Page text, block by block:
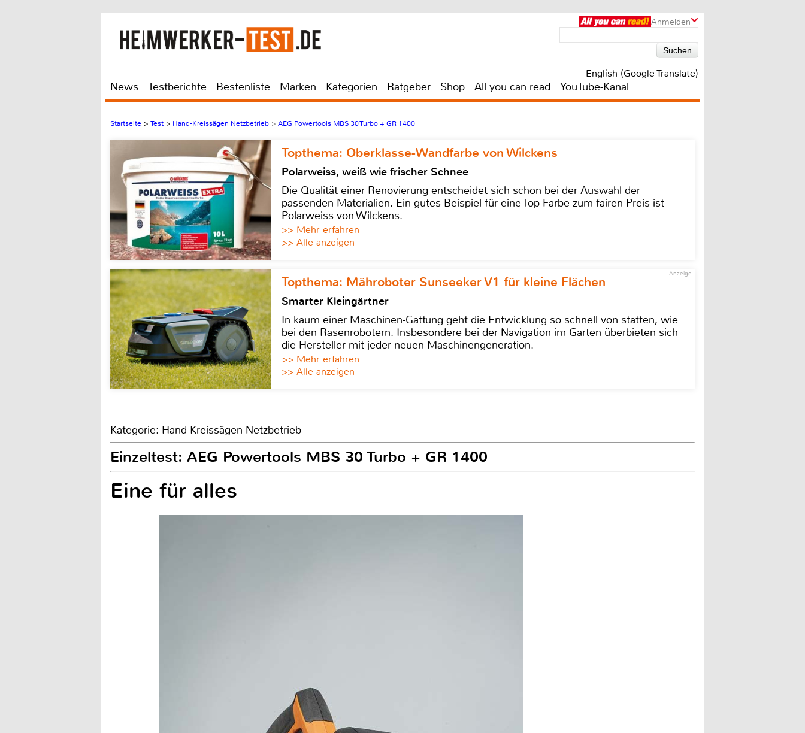
Anmelden
English (Google Translate)
News Testberichte Bestenliste Marken Kategorien Ratgeber Shop All you can read YouTube-Kanal
Startseite > Test > Hand-Kreissägen Netzbetrieb > AEG Powertools MBS 30 Turbo + GR 1400
Topthema: Oberklasse-Wandfarbe von Wilckens
Polarweiss, weiß wie frischer Schnee
Die Qualität einer Renovierung entscheidet sich schon bei der Auswahl der
passenden Materialien. Ein gutes Beispiel für eine Top-Farbe zum fairen Preis ist
Polarweiss von Wilckens.
>> Mehr erfahren
>> Alle anzeigen
Anzeige
Topthema: Mähroboter Sunseeker V1 für kleine Flächen
Smarter Kleingärtner
In kaum einer Maschinen-Gattung geht die Entwicklung so schnell von statten, wie
bei den Rasenrobotern. Insbesondere bei der Navigation im Garten überbieten sich
die Hersteller mit jeder neuen Maschinengeneration.
>> Mehr erfahren
>> Alle anzeigen
Kategorie: Hand-Kreissägen Netzbetrieb
Einzeltest: AEG Powertools MBS 30 Turbo + GR 1400
Eine für alles